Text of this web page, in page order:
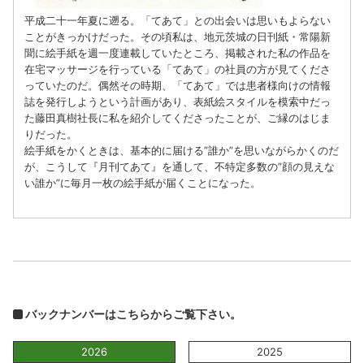
平成二十一年夏に遡る。「てあて」との出会いは思いもよらない
ことがきっかけだった。その頃私は、地元茨城の日刊紙・常陽新
聞に絵手紙を週一度連載していたところ、掲載された私の作品を
在宅マッサージを行っている「てあて」の社員の方が見てくださ
っていたのだ。偶然その時期、「てあて」では患者様向けの情報
誌を発行しようという計画があり、表紙絵スタイルを模索中だっ
た藤田真樹社長に私を紹介してくださったことが、ご縁のはじま
りだった。
絵手紙をかくときは、基本的に届ける”誰か”を思いながらかくのだ
が、こうして『月刊てあて』を通して、不特定多数の”顔の見えな
い誰か”に毎月一枚の絵手紙が届くことになった。
バックナンバーはこちらからご覧下さい。
2026 2025